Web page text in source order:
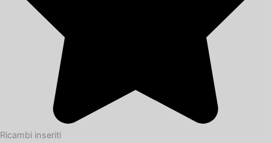
Ricambi inseriti